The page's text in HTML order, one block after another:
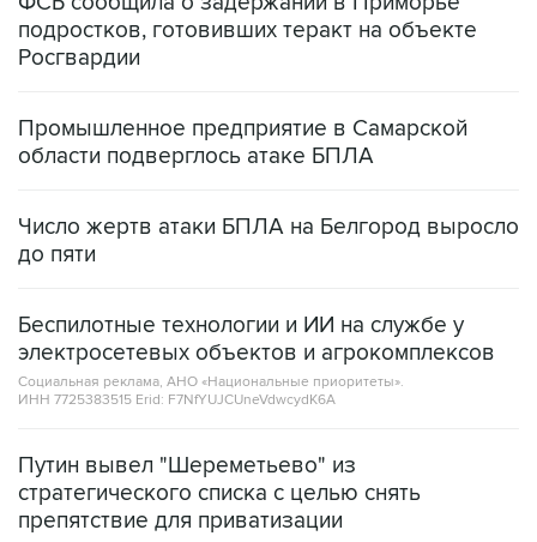
подростков, готовивших теракт на объекте
Росгвардии
Промышленное предприятие в Самарской
области подверглось атаке БПЛА
Число жертв атаки БПЛА на Белгород выросло
до пяти
Беспилотные технологии и ИИ на службе у
электросетевых объектов и агрокомплексов
Социальная реклама, АНО «Национальные приоритеты».
ИНН 7725383515 Erid: F7NfYUJCUneVdwcydK6A
Путин вывел "Шереметьево" из
стратегического списка с целью снять
препятствие для приватизации